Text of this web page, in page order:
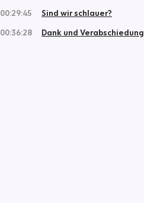
00:29:45
Sind wir schlauer?
00:36:28
Dank und Verabschiedung